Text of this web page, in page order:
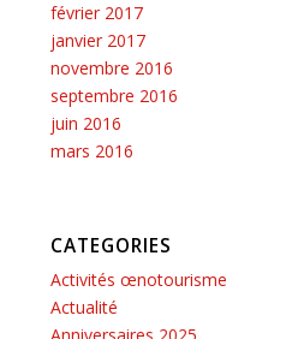
février 2017
janvier 2017
novembre 2016
septembre 2016
juin 2016
mars 2016
CATEGORIES
Activités œnotourisme
Actualité